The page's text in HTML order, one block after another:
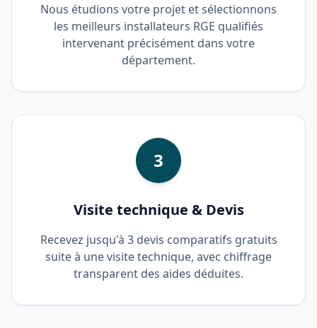
Nous étudions votre projet et sélectionnons
les meilleurs installateurs RGE qualifiés
intervenant précisément dans votre
département.
3
Visite technique & Devis
Recevez jusqu'à 3 devis comparatifs gratuits
suite à une visite technique, avec chiffrage
transparent des aides déduites.